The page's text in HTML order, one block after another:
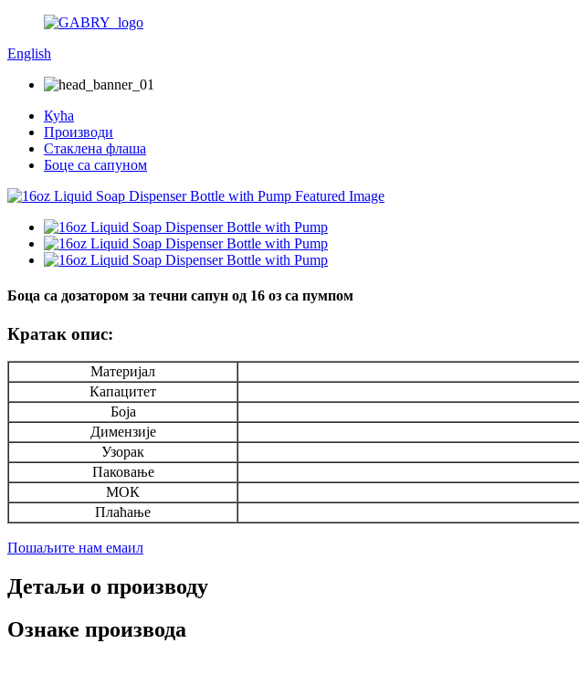
English
Кућа
Производи
Стаклена флаша
Боце са сапуном
Боца са дозатором за течни сапун од 16 оз са пумпом
Кратак опис:
Материјал
Капацитет
Боја
Димензије
Узорак
Паковање
МОК
Плаћање
Пошаљите нам емаил
Детаљи о производу
Ознаке производа